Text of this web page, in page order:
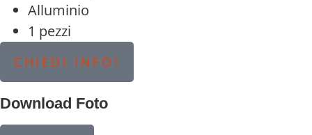
Alluminio
1 pezzi
CHIEDI INFO!
Download Foto